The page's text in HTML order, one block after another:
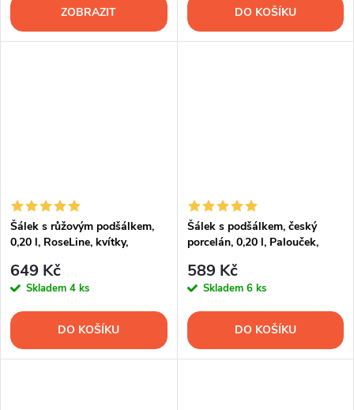
ZOBRAZIT DO KOŠÍKU
Šálek s růžovým podšálkem,
0,20 l, RoseLine, kvítky,
649 Kč
Skladem 4 ks
DO KOŠÍKU
Šálek s podšálkem, český
porcelán, 0,20 l, Palouček,
589 Kč
Skladem 6 ks
DO KOŠÍKU